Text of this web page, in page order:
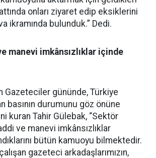
onları ziyaret edip eksiklerini
ikramında bulunduk.” Dedi.
manevi imkânsızlıklar içinde
Gazeteciler gününde, Türkiye
basının durumunu göz önüne
kuran Tahir Gülebak, “Sektör
ve manevi imkânsızlıklar
bütün kamuoyu bilmektedir.
gazeteci arkadaşlarımızın,